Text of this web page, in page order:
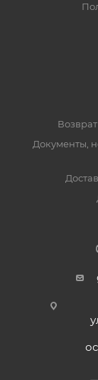
Документы,